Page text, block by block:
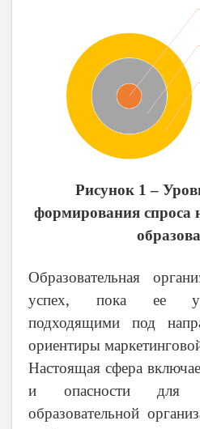
Рисунок 1 –
формирования спроса
Образовательная
успех, пока ее
подходящими под
ориентиры
Настоящая сфера
и опасности для
образовательной